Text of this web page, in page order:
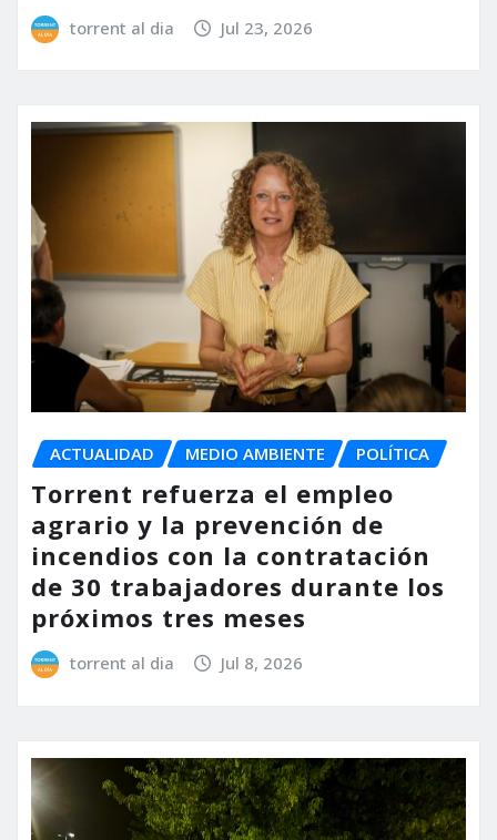
torrent al dia Jul 23, 2026
ACTUALIDAD MEDIO AMBIENTE POLÍTICA
Torrent refuerza el empleo
agrario y la prevención de
incendios con la contratación
de 30 trabajadores durante los
próximos tres meses
torrent al dia Jul 8, 2026